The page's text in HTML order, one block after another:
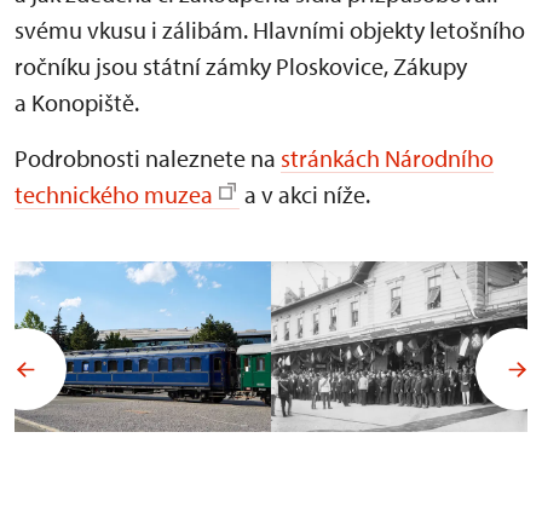
svému vkusu i zálibám. Hlavními objekty letošního
ročníku jsou státní zámky Ploskovice, Zákupy
a Konopiště.
Podrobnosti naleznete na stránkách Národního
technického muzea
a v akci níže.